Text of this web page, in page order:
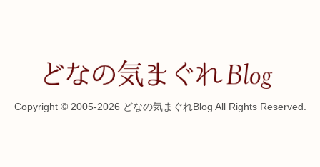
Copyright © 2005-2026 どなの気まぐれBlog All Rights Reserved.